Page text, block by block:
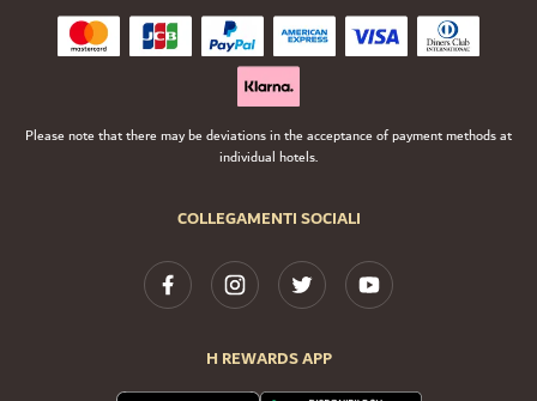
COLLEGAMENTI SOCIALI
H REWARDS APP
Please note that there may be deviations in the acceptance of payment methods at
individual hotels.